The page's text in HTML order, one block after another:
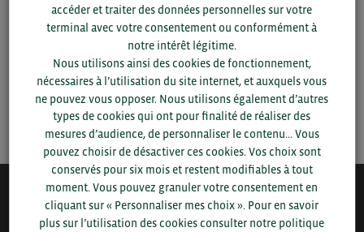
SAUVEGARDER
QUI-SOMMES NOUS ?
accéder et traiter des données personnelles sur votre
terminal avec votre consentement ou conformément à
notre intérêt légitime.
Nous utilisons ainsi des cookies de fonctionnement,
nécessaires à l’utilisation du site internet, et auxquels vous
ne pouvez vous opposer. Nous utilisons également d’autres
types de cookies qui ont pour finalité de réaliser des
mesures d’audience, de personnaliser le contenu... Vous
pouvez choisir de désactiver ces cookies. Vos choix sont
conservés pour six mois et restent modifiables à tout
moment. Vous pouvez granuler votre consentement en
cliquant sur « Personnaliser mes choix ». Pour en savoir
plus sur l’utilisation des cookies consulter notre politique